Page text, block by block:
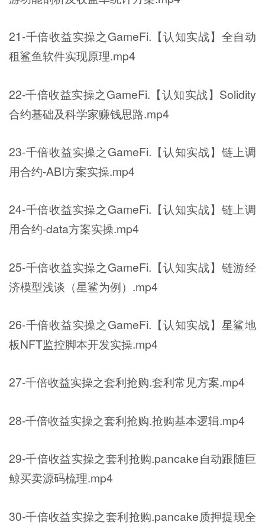
21-千倍收益实操之GameFi.【认知实战】全自动
租鲨鱼软件实现原理.mp4
22-千倍收益实操之GameFi.【认知实战】Solidity
合约基础及科学家赚钱思路.mp4
23-千倍收益实操之GameFi.【认知实战】链上调
用合约-ABI方案实操.mp4
24-千倍收益实操之GameFi.【认知实战】链上调
用合约-data方案实操.mp4
25-千倍收益实操之GameFi.【认知实战】链游经
济模型浅谈（星鲨为例）.mp4
26-千倍收益实操之GameFi.【认知实战】星鲨地
板NFT监控脚本开发实操.mp4
27-千倍收益实操之套利抢购.套利常见方案.mp4
28-千倍收益实操之套利抢购.抢购基本逻辑.mp4
29-千倍收益实操之套利抢购.pancake自动跟随巨
鲸买卖源码梳理.mp4
30-千倍收益实操之套利抢购.pancake质押提现全